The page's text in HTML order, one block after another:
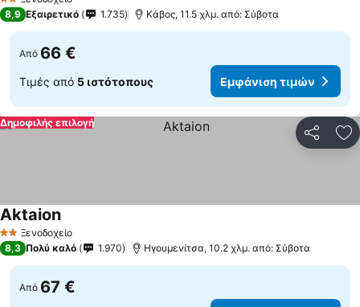
2 Αστέρια
8,9 Εξαιρετικό 1.735 Κάβος, 11.5 χλμ. από: Σύβοτα
Από 66 €
Τιμές από 5 ιστότοπους Εμφάνιση τιμών
Δημοφιλής επιλογή
2 ΑστέριαΞενοδοχείο
AktaionΕμφάνιση τιμών
8,3 Πολύ καλό 1.970 Ηγουμενίτσα, 10.2 χλμ. από: Σύβοτα
Από 67 €